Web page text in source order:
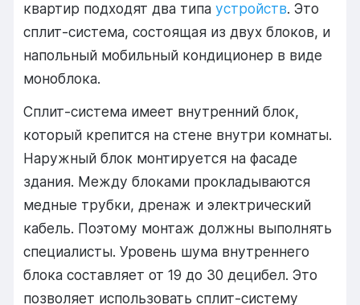
квартир подходят два типаустройств. Это
сплит-система, состоящая из двух блоков, и
напольный мобильный кондиционер в виде
моноблока.
Сплит-система имеет внутренний блок,
который крепится на стене внутри комнаты.
Наружный блок монтируется на фасаде
здания. Между блоками прокладываются
медные трубки, дренаж и электрический
кабель. Поэтому монтаж должны выполнять
специалисты. Уровень шума внутреннего
блока составляет от 19 до 30 децибел. Это
позволяет использовать сплит-систему